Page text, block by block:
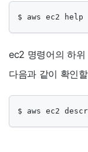
$ aws ec2 help
ec2 명령어의 하위
다음과 같이 확인
$ aws ec2